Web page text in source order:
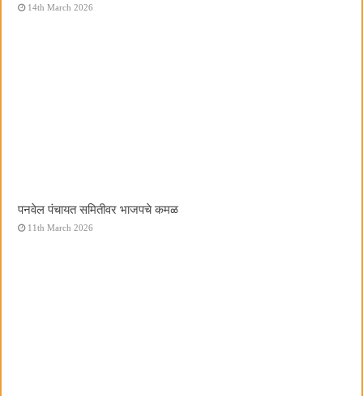
14th March 2026
पनवेल पंचायत समितीवर भाजपचे कमळ
11th March 2026